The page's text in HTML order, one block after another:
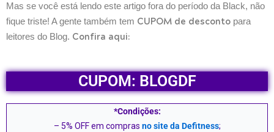
Mas se você está lendo este artigo fora do período da Black, não
fique triste! A gente também tem CUPOM de desconto para
leitores do Blog. Confira aqui:
CUPOM: BLOGDF
*Condições:
– 5% OFF em compras no site da Defitness;